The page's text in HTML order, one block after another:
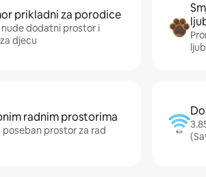
prikladni za porodice
dodatni prostor i
djecu
radnim prostorima
prostor za rad